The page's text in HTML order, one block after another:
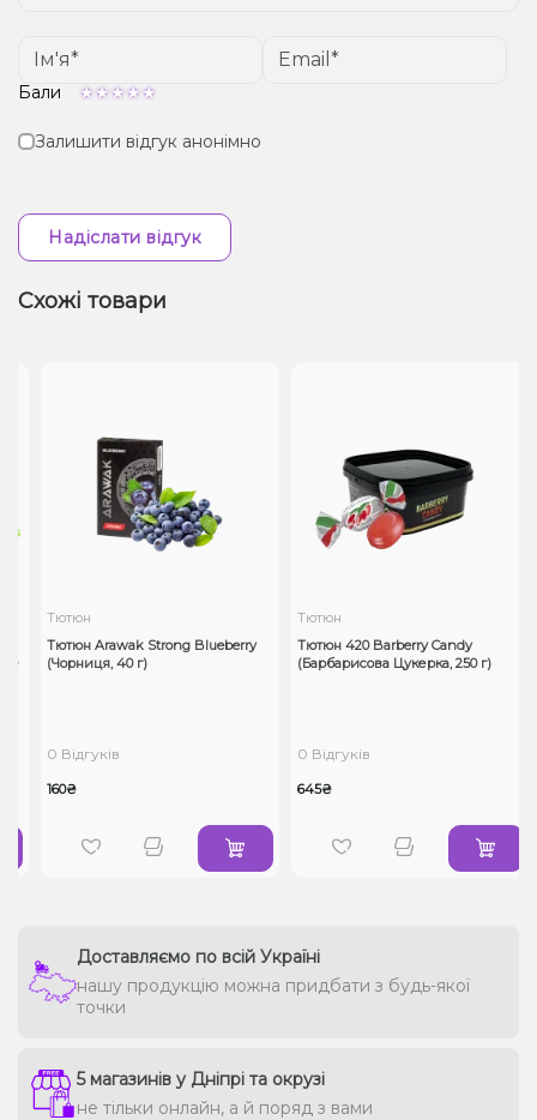
Бали
Залишити відгук анонімно
Надіслати відгук
Схожі товари
Тютюн
Тютюн Arawak Strong Blueberry
(Чорниця, 40 г)
0 Відгуків
160₴
Тютюн
Тютюн 420 Barberry Candy
(Барбарисова Цукерка, 250 г)
0 Відгуків
645₴
Доставляємо по всій Україні
нашу продукцію можна придбати з будь-якої
точки
5 магазинів у Дніпрі та окрузі
не тільки онлайн, а й поряд з вами